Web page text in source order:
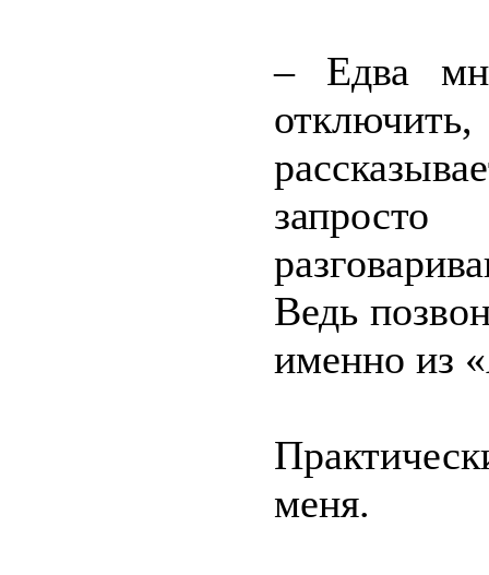
– Едва
Ведь
именно из
меня.